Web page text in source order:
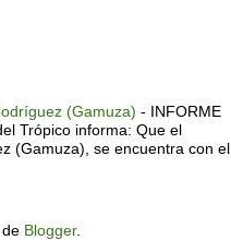
(Gamuza) - INFORME
Trópico informa: Que el
(Gamuza), se encuentra con el
Blogger.